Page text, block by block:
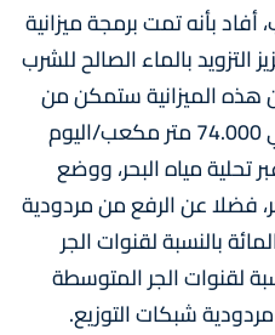
بأنه تمت برمجة ميزانية
لتعزيز التزويد بالماء الصالح للشرب
هذه الميزانية ستمكن من
تجهيز صبيب إضافي يبلغ حوالي 74.000 متر مكعب/اليوم
عبر تحلية مياه البحر، ووضع
الجر، فضلا عن الرفع من مردودية
بنسبة 97,3 في المائة بالنسبة لقنوات الجر
بالنسبة لقنوات الجر المتوسطة
شبكات التوزيع.